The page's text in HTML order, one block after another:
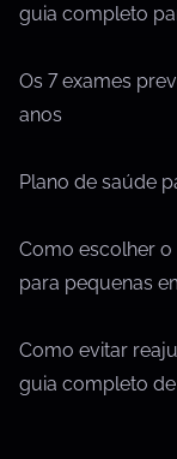
guia completo
Os 7 exames
anos
Plano de saúde
Como escolher
para pequenas
Como evitar
guia completo